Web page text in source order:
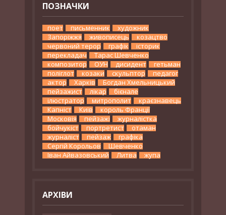
ПОЗНАЧКИ
поет письменник
художник
Запоріжжя
живописець
козацтво
червоний терор
графік
історик
перекладач
Тарас Шевченко
композитор
ОУН дисидент
гетьман
поліглот
козаки скульптор
педагог
актор
Харків
Богдан Хмельницький
пейзажист
лікар
бієнале
ілюстратор
митрополит
краєзнавець
Капніст
Київ
король Франції
Московія
пейзажі
журналістка
бойчукіст
портретист
отаман
журналіст
пейзаж
графіка
Сергій Корольов
Шевченко
Іван Айвазовський
Литва жупа
АРХІВИ